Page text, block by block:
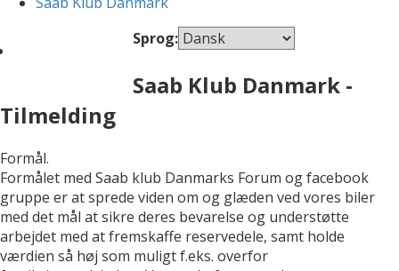
Sprog:
Saab Klub Danmark -
Tilmelding
Formål.
Formålet med Saab klub Danmarks Forum og facebook
gruppe er at sprede viden om og glæden ved vores biler
med det mål at sikre deres bevarelse og understøtte
arbejdet med at fremskaffe reservedele, samt holde
værdien så høj som muligt f.eks. overfor